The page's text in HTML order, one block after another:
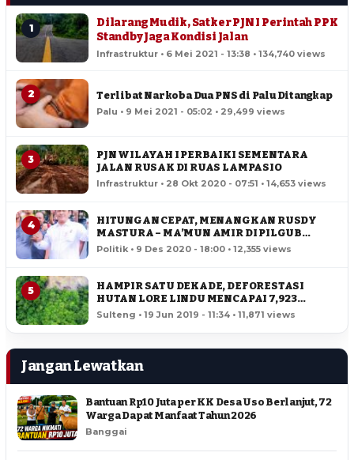
1
Dilarang Mudik, Satker PJN I Perintah PPK
Standby Jaga Kondisi Jalan
Infrastruktur • 6 Mei 2021 - 13:38 • 134,740 views
2 Terlibat Narkoba Dua PNS di Palu Ditangkap
Palu • 9 Mei 2021 - 05:02 • 29,499 views
3
PJN WILAYAH I PERBAIKI SEMENTARA
JALAN RUSAK DI RUAS LAMPASIO
Infrastruktur • 28 Okt 2020 - 07:51 • 14,653 views
4
HITUNGAN CEPAT, MENANGKAN RUSDY
MASTURA – MA’MUN AMIR DI PILGUB
SULTENG
Politik • 9 Des 2020 - 18:00 • 12,355 views
5
HAMPIR SATU DEKADE, DEFORESTASI
HUTAN LORE LINDU MENCAPAI 7,923
HEKTAR
Sulteng • 19 Jun 2019 - 11:34 • 11,871 views
Jangan Lewatkan
Bantuan Rp10 Juta per KK Desa Uso Berlanjut, 72
Warga Dapat Manfaat Tahun 2026
Banggai